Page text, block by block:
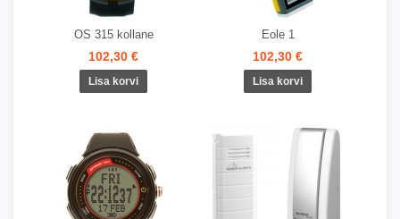
OS 315 kollane
102,30 €
Eole 1
102,30 €